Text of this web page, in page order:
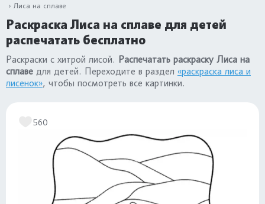
Лиса на сплаве
Раскраска Лиса на сплаве для детей
распечатать бесплатно
Раскраски с хитрой лисой. Распечатать раскраску Лиса на
сплаве для детей. Переходите в раздел «раскраска лиса и
лисенок», чтобы посмотреть все картинки.
560